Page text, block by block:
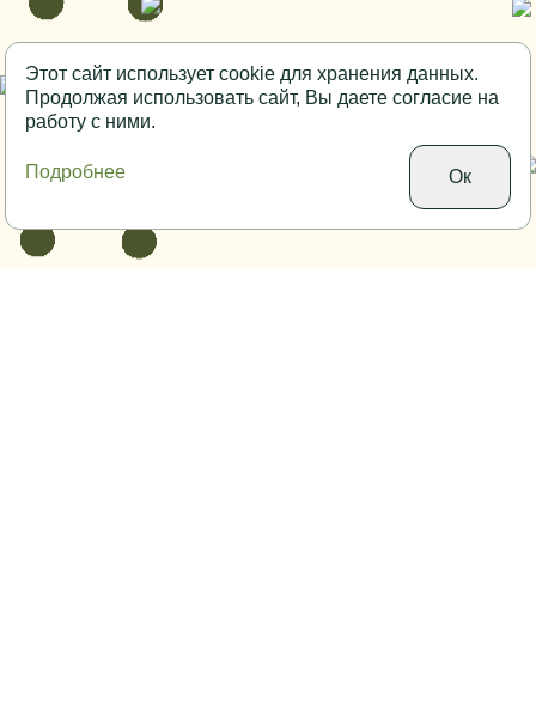
Этот сайт использует cookie для хранения данных.
Продолжая использовать сайт, Вы даете согласие на
работу с ними.
Подробнее Ок